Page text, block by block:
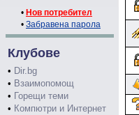
• Нов потребител
• Забравена парола
Клубове
• Dir.bg
• Взаимопомощ
• Горещи теми
• Компютри и Интернет